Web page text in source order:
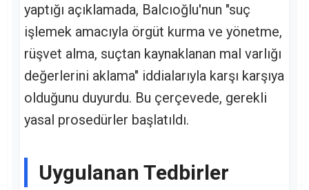
yaptığı açıklamada, Balcıoğlu'nun "suç
işlemek amacıyla örgüt kurma ve yönetme,
rüşvet alma, suçtan kaynaklanan mal varlığı
değerlerini aklama" iddialarıyla karşı karşıya
olduğunu duyurdu. Bu çerçevede, gerekli
yasal prosedürler başlatıldı.
Uygulanan Tedbirler